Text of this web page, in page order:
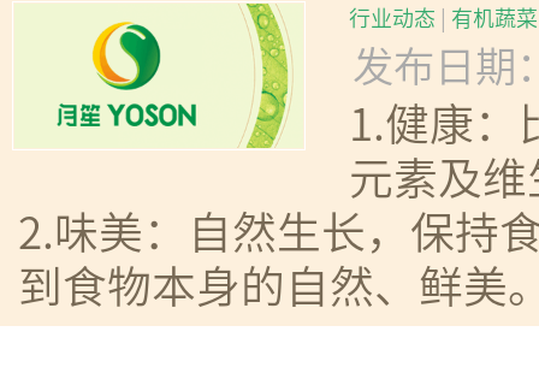
行业动态 | 有机蔬
发布日期
1.健康：
元素及
2.味美：自然生长，保持
到食物本身的自然、鲜美